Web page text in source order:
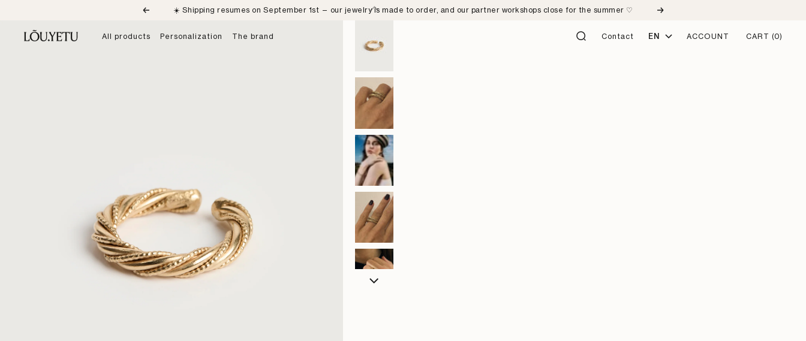
Previous ☀️ Shipping resumes on September 1st — our jewelry is made to order, and our partner workshops close for the summer ♡ Next
All products Personalization The brand
LÕU.YETU
Contact Language
EN ACCOUNT CART (0)